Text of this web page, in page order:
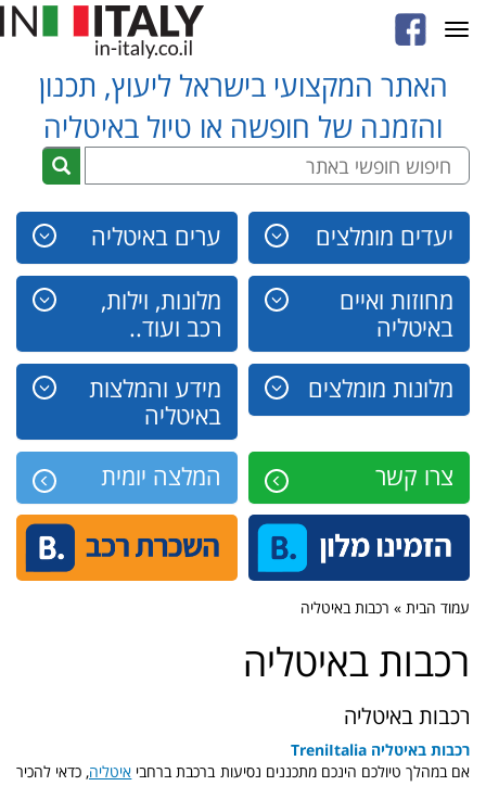
האתר המקצועי בישראל ליעוץ, תכנון
והזמנה של חופשה או טיול באיטליה
יעדים מומלצים ערים באיטליה
מחוזות ואיים
באיטליה
מלונות, וילות,
רכב ועוד..
מלונות מומלצים
מידע והמלצות
באיטליה
צרו קשר
המלצה יומית
Toggle
navigation
עמוד הבית » רכבות באיטליה
רכבות באיטליה
רכבות באיטליה
רכבות באיטליה TreniItalia
אם במהלך טיולכם הינכם מתכננים נסיעות ברכבת ברחבי איטליה, כדאי להכיר